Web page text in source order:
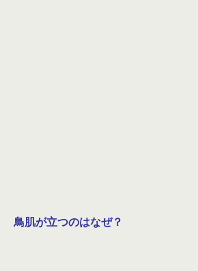
鳥肌が立つのはなぜ？